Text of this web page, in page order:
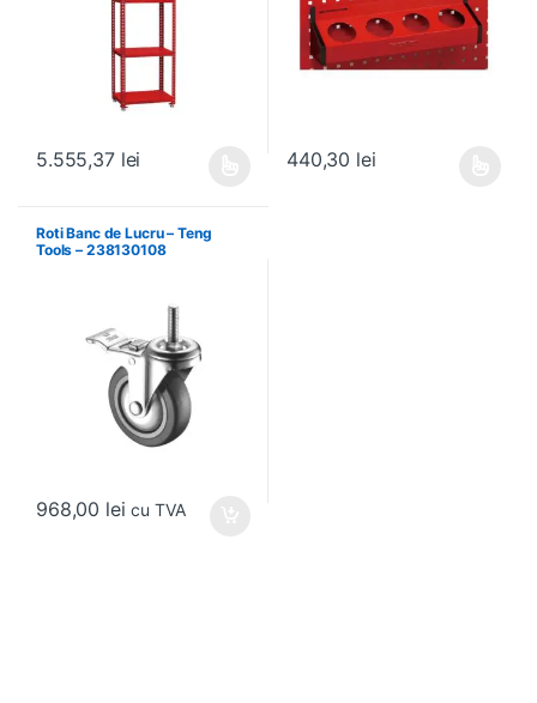
5.555,37 lei 440,30 lei
Roti Banc de Lucru – Teng
Tools – 238130108
968,00 lei cu TVA